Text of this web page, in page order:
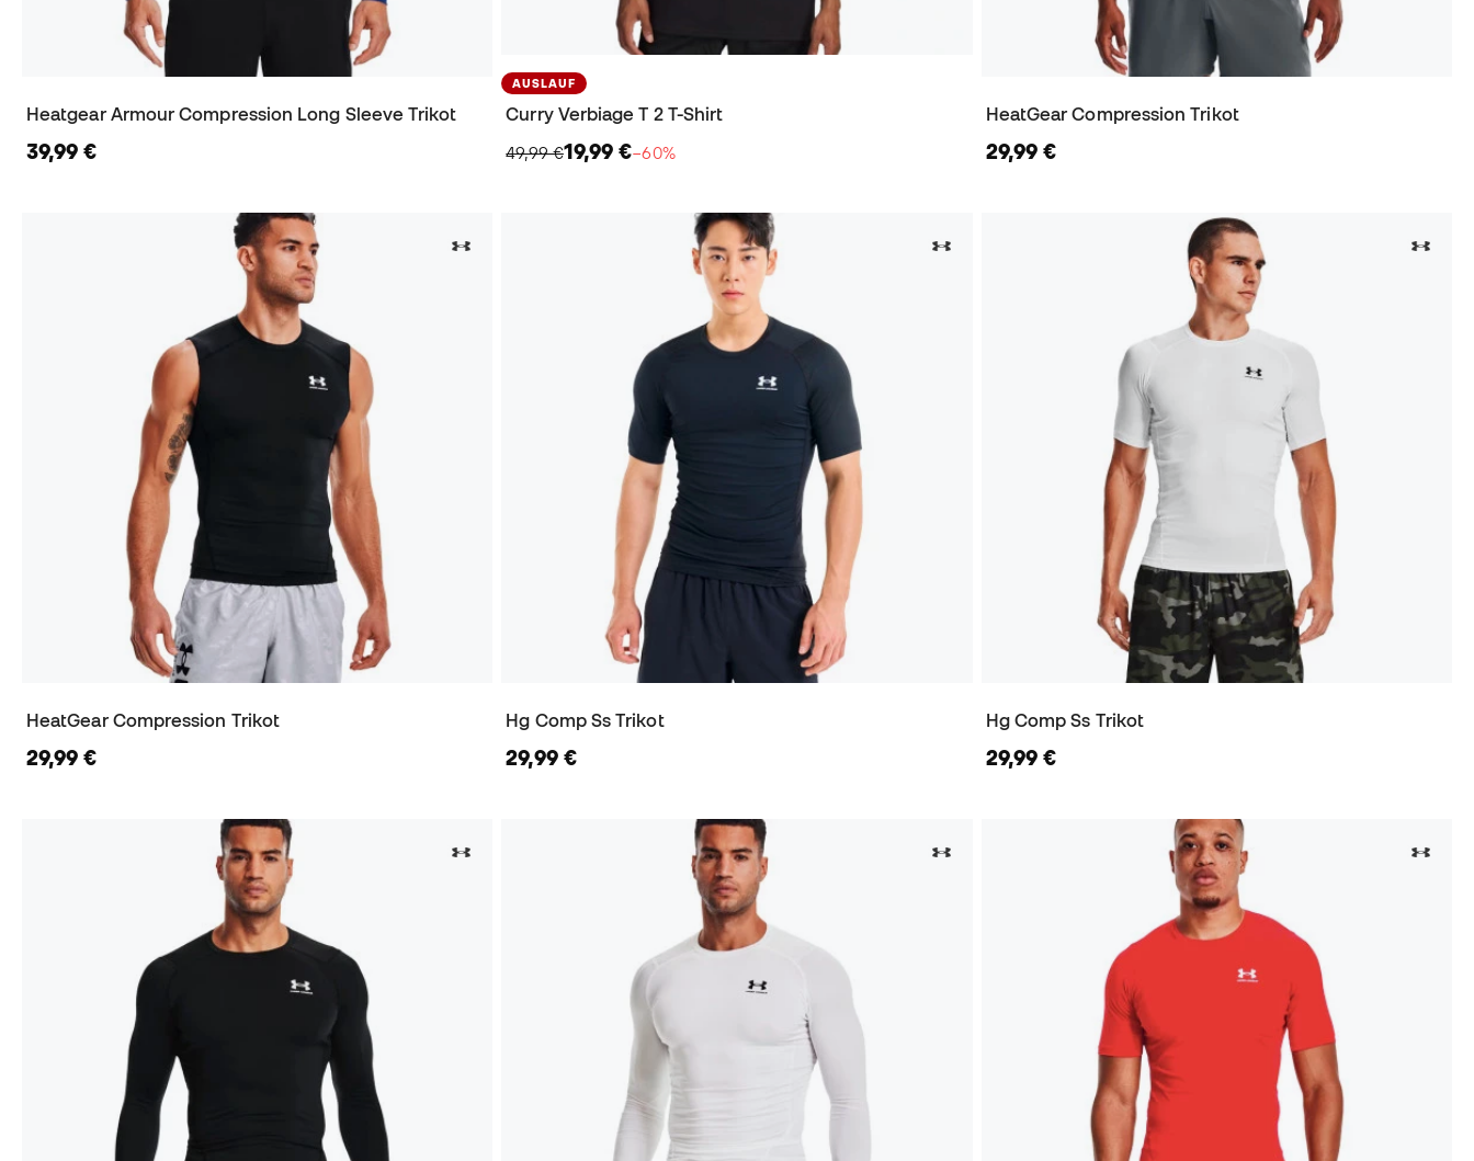
Heatgear Armour Compression Long Sleeve Trikot
39,99 €
AUSLAUF
Curry Verbiage T 2 T-Shirt
49,99 €19,99 €−60%
HeatGear Compression Trikot
29,99 €
HeatGear Compression Trikot
29,99 €
Hg Comp Ss Trikot
29,99 €
Hg Comp Ss Trikot
29,99 €